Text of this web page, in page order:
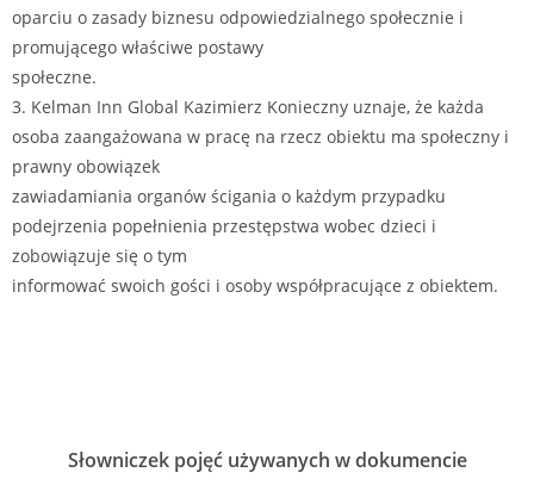
oparciu o zasady biznesu odpowiedzialnego społecznie i
promującego właściwe postawy
społeczne.
3. Kelman Inn Global Kazimierz Konieczny uznaje, że każda
osoba zaangażowana w pracę na rzecz obiektu ma społeczny i
prawny obowiązek
zawiadamiania organów ścigania o każdym przypadku
podejrzenia popełnienia przestępstwa wobec dzieci i
zobowiązuje się o tym
informować swoich gości i osoby współpracujące z obiektem.
Słowniczek pojęć używanych w dokumencie